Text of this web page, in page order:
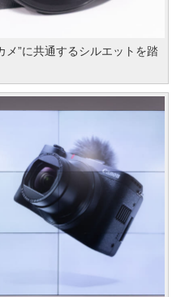
メ”に共通するシルエットを踏